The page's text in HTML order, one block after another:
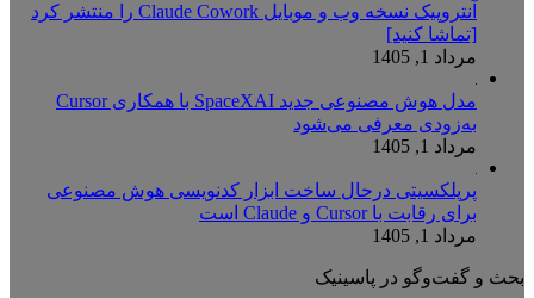
آنتروپیک نسخه وب و موبایل Claude Cowork را منتشر کرد
[تماشا کنید]
مرداد 1, 1405
مدل هوش مصنوعی جدید SpaceXAI با همکاری Cursor
به‌زودی معرفی می‌شود
مرداد 1, 1405
پرپلکسیتی درحال ساخت ابزار کدنویسی هوش مصنوعی
برای رقابت با Cursor و Claude است
مرداد 1, 1405
بحث و گفت‌وگو در پاسینیک